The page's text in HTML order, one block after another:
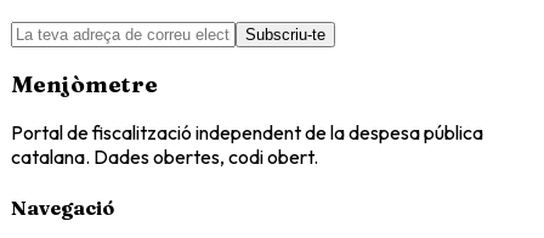
Subscriu-te
Menjòmetre
Portal de fiscalització independent de la despesa pública
catalana. Dades obertes, codi obert.
Navegació